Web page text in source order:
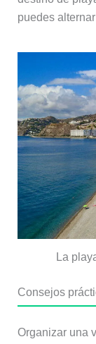
puedes
La
Consejos
Organizar una